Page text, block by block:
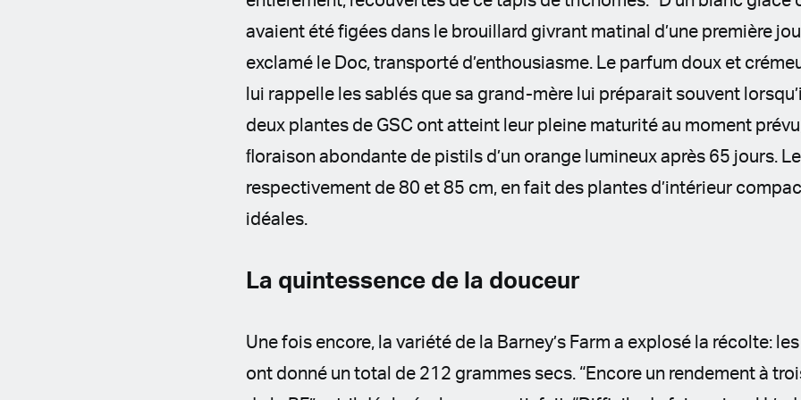
avaient été figées dans le brouillard givrant matinal d’une première
exclamé le Doc, transporté d’enthousiasme. Le parfum doux et
lui rappelle les sablés que sa grand-mère lui préparait souvent
deux plantes de GSC ont atteint leur pleine maturité au moment
ﬂoraison abondante de pistils d’un orange lumineux après 65 jours.
respectivement de 80 et 85 cm, en fait des plantes d’intérieur
idéales.
La quintessence de la douceur
Une fois encore, la variété de la Barney’s Farm a explosé la récolte:
ont donné un total de 212 grammes secs. “Encore un rendement à